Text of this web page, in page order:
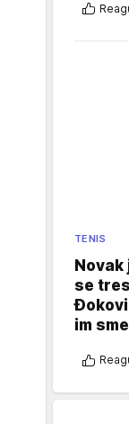
TENIS
Novak
se
im